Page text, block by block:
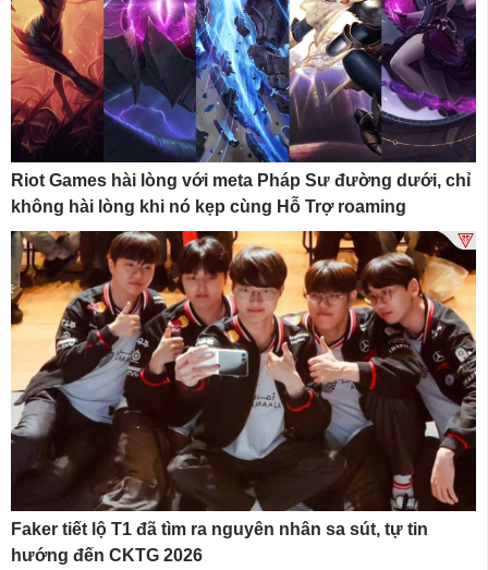
Riot Games hài lòng với meta Pháp Sư đường dưới, chỉ
không hài lòng khi nó kẹp cùng Hỗ Trợ roaming
Faker tiết lộ T1 đã tìm ra nguyên nhân sa sút, tự tin
hướng đến CKTG 2026